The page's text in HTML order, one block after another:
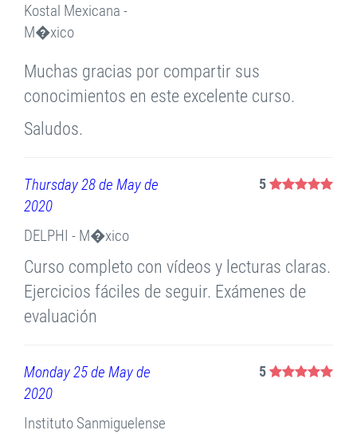
Kostal Mexicana -
M�xico
Muchas gracias por compartir sus
conocimientos en este excelente curso.
Saludos.
Thursday 28 de May de
2020
DELPHI - M�xico
5
Curso completo con vídeos y lecturas claras.
Ejercicios fáciles de seguir. Exámenes de
evaluación
Monday 25 de May de
2020
Instituto Sanmiguelense
5